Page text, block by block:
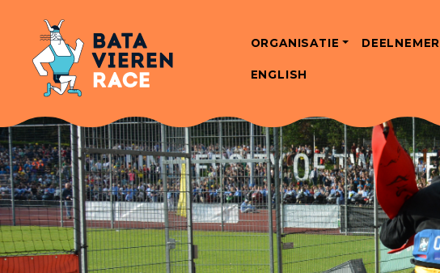
ORGANISATIE DEELNEMER
ENGLISH